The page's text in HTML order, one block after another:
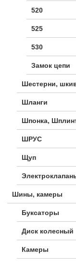
520
525
530
Замок цепи
Шестерни,
Шланги
Шпонка,
ШРУС
Щуп
Шины, камеры
Буксаторы
Диск колесный
Камеры